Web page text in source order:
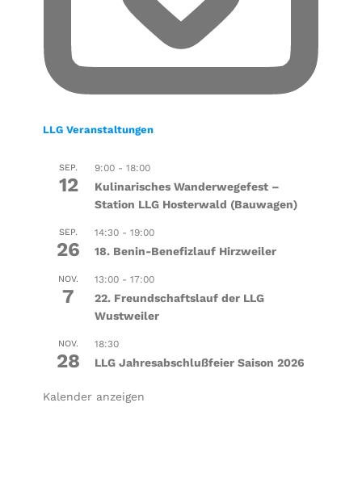
LLG Veranstaltungen
SEP.
12
9:00- 18:00
Kulinarisches Wanderwegefest –
Station LLG Hosterwald (Bauwagen)
SEP.
26
14:30- 19:00
18. Benin-Benefizlauf Hirzweiler
NOV.
7
13:00- 17:00
22. Freundschaftslauf der LLG
Wustweiler
NOV.
28
18:30
LLG Jahresabschlußfeier Saison 2026
Kalender anzeigen